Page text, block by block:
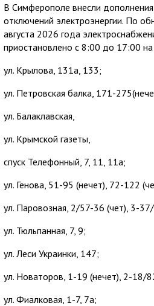
В Симферополе внесли
отключений электроэнергии. По
августа 2026 года
приостановлено с 8:00 до 17:00 на
ул. Крылова, 131а, 133;
ул. Петровская балка, 171-
ул. Балаклавская,
ул. Крымской газеты,
спуск Телефонный, 7, 11, 11а;
ул. Генова, 51-95 (нечет), 72-122
ул. Паровозная, 2/57-36 (чет), 3-
ул. Тюльпанная, 7, 9;
ул. Леси Украинки, 147;
ул. Новаторов, 1-19 (нечет), 2-18/
ул. Фиалковая, 1-7, 7а;